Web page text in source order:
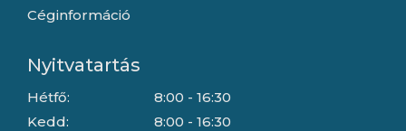
Céginformáció
Nyitvatartás
Hétfő:
Kedd:
8:00 - 16:30
8:00 - 16:30